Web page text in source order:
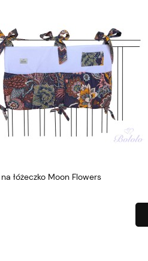
łóżeczko Moon Flowers